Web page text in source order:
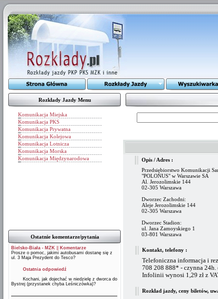
Rozkłady Jazdy Menu
Komunikacja Miejska
Komunikacja PKS
Komunikacja Prywatna
Komunikacja Kolejowa
Komunikacja Lotnicza
Komunikacja Morska
Komunikacja Międzynarodowa
Ostatnie komentarze/pytania
Bielsko-Biała - MZK
Komentarze
Prosze o pomoc, jakimi autobusami dostanę się z
ul. 3 Maja Prezydent do Tesco?
Ostatnia odpowiedź
Kochani, jak dojechać w niedzielę z dworca do
Bystrej (przystanek chyba Leśniczówka)?
Opis / Adres :
Przedsiębiorstwo Komunikacji
"POLONUS" w Warszawie SA
Al. Jerozolimskie 144
02-305 Warszawa
Dworzec Zachodni:
Aleje Jerozolimskie 144
02-305 Warszawa
Dworzec Stadion:
ul. Jana Zamoyskiego 1
03-801 Warszawa
Kontakt, telefony :
Telefoniczna informacja i
708 208 888* - czynna 24h.
Infolinii wynosi 1,29 zł z
Rozkład jazdy, ceny biletów,